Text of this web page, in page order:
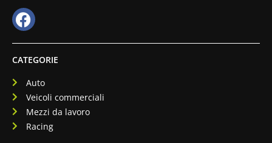
CATEGORIE
Auto
Veicoli commerciali
Mezzi da lavoro
Racing